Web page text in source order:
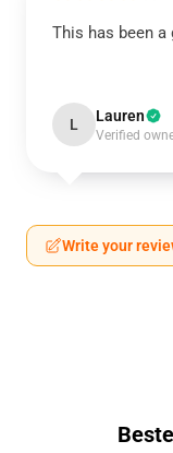
This has been
L Lauren
Verified
Write your